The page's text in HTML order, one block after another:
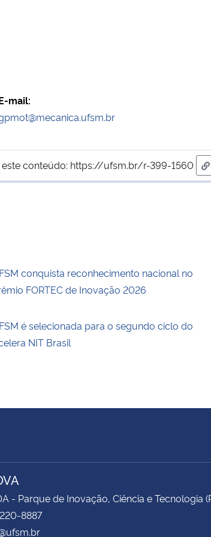
mail:
conteúdo: https://ufsm.br/r-399-1560
conquista reconhecimento nacional no
FORTEC de Inovação 2026
é selecionada para o segundo ciclo do
NIT Brasil
- Parque de Inovação, Ciência e Tecnologia
8887